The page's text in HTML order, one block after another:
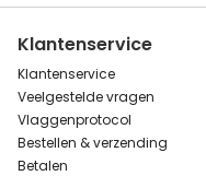
Klantenservice
Klantenservice
Veelgestelde vragen
Vlaggenprotocol
Bestellen & verzending
Betalen